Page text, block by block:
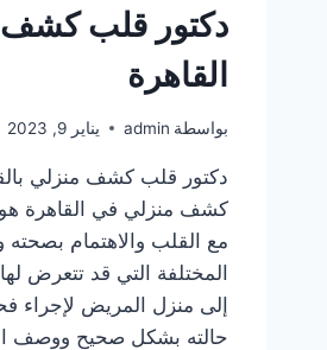
دكتور قلب
القاهرة
بواسطة admin يناير 9, 2023
دكتور قلب كشف منزلي
كشف منزلي في القاهرة
مع القلب والاهتمام بصحته
المختلفة التي قد تتعرض
إلى منزل المريض
حالته بشكل صحيح ووصف